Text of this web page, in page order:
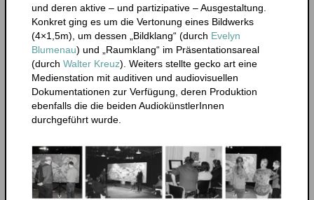
und deren aktive – und partizipative – Ausgestaltung.
Konkret ging es um die Vertonung eines Bildwerks
(4×1,5m), um dessen „Bildklang“ (durch Evelyn
Blumenau) und „Raumklang“ im Präsentationsareal
(durch Walter Kreuz). Weiters stellte gecko art eine
Medienstation mit auditiven und audiovisuellen
Dokumentationen zur Verfügung, deren Produktion
ebenfalls die die beiden AudiokünstlerInnen
durchgeführt wurde.